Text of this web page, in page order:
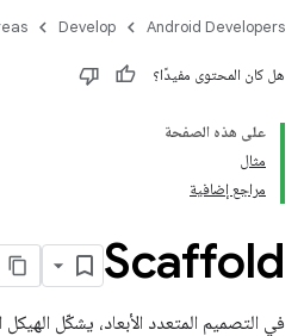
Android Developers
Develop
هل كان المحتوى مفيدًا؟
على هذه الصفحة
مثال
مراجع إضافية
Scaffold
في التصميم المتعدد الأبعاد، يشكّل